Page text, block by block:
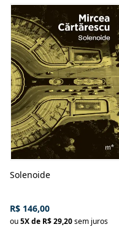
Solenoide
R$ 146,00
ou5X de R$ 29,20sem juros